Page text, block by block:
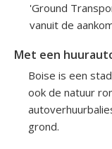
'Ground
vanuit de
Met een
Boise is een
ook de natuur
grond.